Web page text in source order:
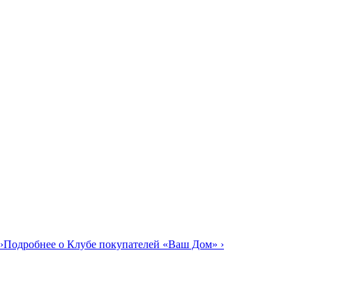
›Подробнее о Клубе покупателей «Ваш Дом» ›